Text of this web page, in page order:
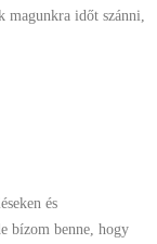
időt szánni,
és
bízom benne, hogy